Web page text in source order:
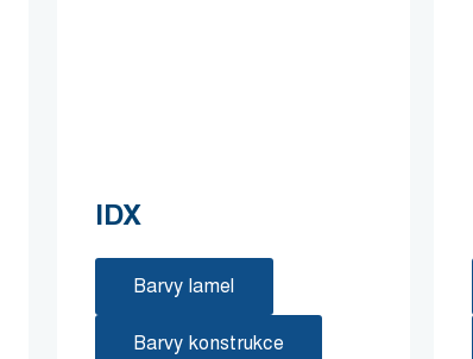
IDX
Barvy lamel
Barvy konstrukce